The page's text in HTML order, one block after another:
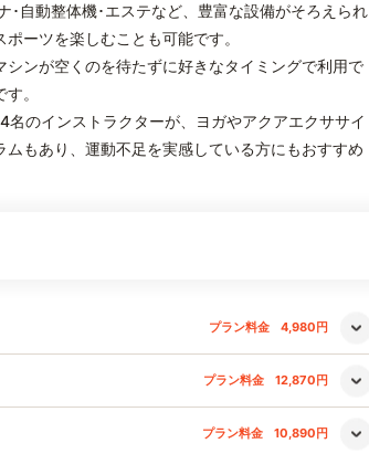
自動整体機･エステなど、豊富な設備がそろえられ
ーツを楽しむことも可能です。
ンが空くのを待たずに好きなタイミングで利用で
。
のインストラクターが、ヨガやアクアエクササイ
もあり、運動不足を実感している方にもおすすめ
プラン料金 4,980円
プラン料金 12,870円
プラン料金 10,890円